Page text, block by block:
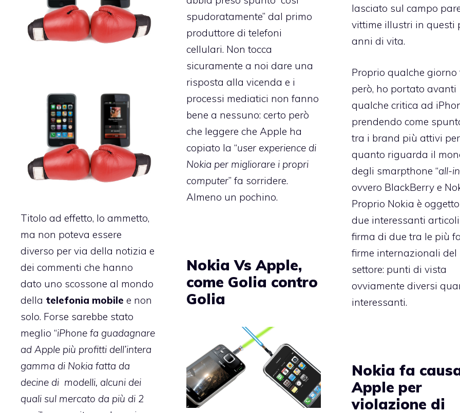
spudoratamente” dal primo
produttore di telefoni
cellulari. Non tocca
sicuramente a noi dare una
risposta alla vicenda e i
processi mediatici non fanno
bene a nessuno: certo però
che leggere che Apple ha
copiato la “user experience di
Nokia per migliorare i propri
computer” fa sorridere.
Almeno un pochino.
lasciato sul campo
vittime illustri in questi
anni di vita.
Proprio qualche giorno
però, ho portato avanti
qualche critica ad
prendendo come
tra i brand più attivi per
quanto riguarda il
degli smarpthone “all-
ovvero BlackBerry e
Proprio Nokia è
due interessanti
firma di due tra le più
firme internazionali del
settore: punti di vista
ovviamente diversi
interessanti.
Titolo ad effetto, lo ammetto,
ma non poteva essere
diverso per via della notizia e
dei commenti che hanno
dato uno scossone al mondo
della telefonia mobile e non
solo. Forse sarebbe stato
meglio “iPhone fa guadagnare
ad Apple più profitti dell’intera
gamma di Nokia fatta da
decine di modelli, alcuni dei
quali sul mercato da più di 2
Nokia Vs Apple,
come Golia contro
Golia
Nokia fa
Apple per
violazione di